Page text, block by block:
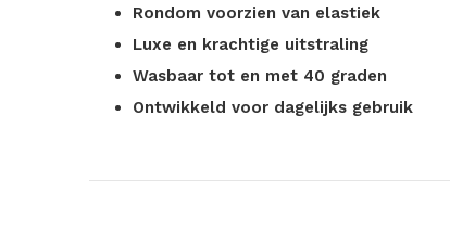
Rondom voorzien van elastiek
Luxe en krachtige uitstraling
Wasbaar tot en met 40 graden
Ontwikkeld voor dagelijks gebruik